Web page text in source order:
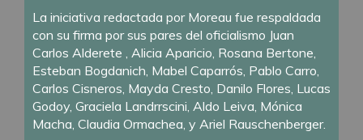
La iniciativa redactada por Moreau fue respaldada
con su firma por sus pares del oficialismo Juan
Carlos Alderete , Alicia Aparicio, Rosana Bertone,
Esteban Bogdanich, Mabel Caparrós, Pablo Carro,
Carlos Cisneros, Mayda Cresto, Danilo Flores, Lucas
Godoy, Graciela Landrrscini, Aldo Leiva, Mónica
Macha, Claudia Ormachea, y Ariel Rauschenberger.